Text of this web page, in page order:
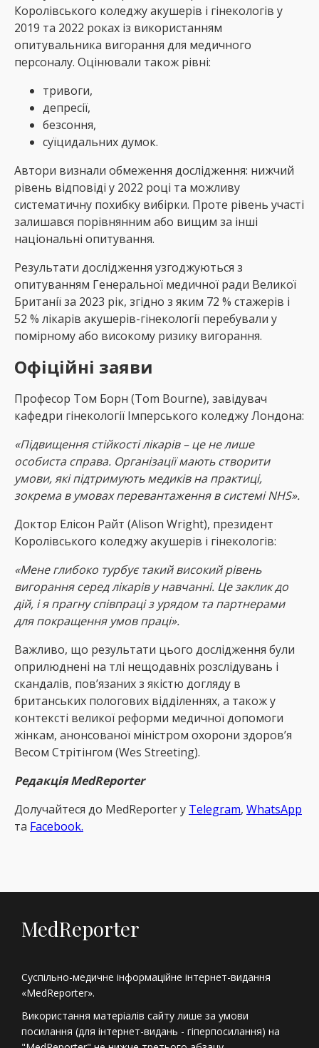
Королівського коледжу акушерів і гінекологів у
2019 та 2022 роках із використанням
опитувальника вигорання для медичного
персоналу. Оцінювали також рівні:
тривоги,
депресії,
безсоння,
суїцидальних думок.
Автори визнали обмеження дослідження: нижчий
рівень відповіді у 2022 році та можливу
систематичну похибку вибірки. Проте рівень участі
залишався порівнянним або вищим за інші
національні опитування.
Результати дослідження узгоджуються з
опитуванням Генеральної медичної ради Великої
Британії за 2023 рік, згідно з яким 72 % стажерів і
52 % лікарів акушерів-гінекології перебували у
помірному або високому ризику вигорання.
Офіційні заяви
Професор Том Борн (Tom Bourne), завідувач
кафедри гінекології Імперського коледжу Лондона:
«Підвищення стійкості лікарів – це не лише
особиста справа. Організації мають створити
умови, які підтримують медиків на практиці,
зокрема в умовах перевантаження в системі NHS».
Доктор Елісон Райт (Alison Wright), президент
Королівського коледжу акушерів і гінекологів:
«Мене глибоко турбує такий високий рівень
вигорання серед лікарів у навчанні. Це заклик до
дій, і я прагну співпраці з урядом та партнерами
для покращення умов праці».
Важливо, що результати цього дослідження були
оприлюднені на тлі нещодавніх розслідувань і
скандалів, пов’язаних з якістю догляду в
британських пологових відділеннях, а також у
контексті великої реформи медичної допомоги
жінкам, анонсованої міністром охорони здоров’я
Весом Стрітінгом (Wes Streeting).
Редакція MedReporter
Долучайтеся до MedReрorter у Telegram, WhatsApp
та Facebook.
MedReporter
Суспільно-медичне інформаційне інтернет-видання
«MedReporter».
Використання матеріалів сайту лише за умови
посилання (для інтернет-видань - гіперпосилання) на